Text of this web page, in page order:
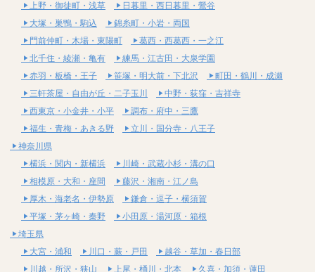
上野・御徒町・浅草
日暮里・西日暮里・鶯谷
大塚・巣鴨・駒込
錦糸町・小岩・両国
門前仲町・木場・東陽町
葛西・西葛西・一之江
北千住・綾瀬・亀有
練馬・江古田・大泉学園
赤羽・板橋・王子
笹塚・明大前・下北沢
町田・鶴川・成瀬
三軒茶屋・自由が丘・二子玉川
中野・荻窪・吉祥寺
西東京・小金井・小平
調布・府中・三鷹
福生・青梅・あきる野
立川・国分寺・八王子
神奈川県
横浜・関内・新横浜
川崎・武蔵小杉・溝の口
相模原・大和・座間
藤沢・湘南・江ノ島
厚木・海老名・伊勢原
鎌倉・逗子・横須賀
平塚・茅ヶ崎・秦野
小田原・湯河原・箱根
埼玉県
大宮・浦和
川口・蕨・戸田
越谷・草加・春日部
川越・所沢・狭山
上尾・桶川・北本 久喜・加須・蓮田